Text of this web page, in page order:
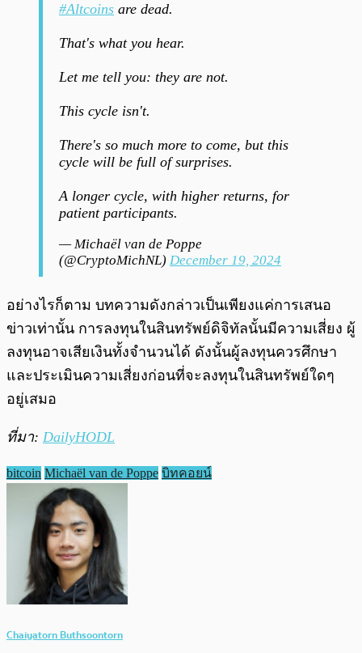
#Altcoins are dead.
That's what you hear.
Let me tell you: they are not.
This cycle isn't.
There's so much more to come, but this
cycle will be full of surprises.
A longer cycle, with higher returns, for
patient participants.
— Michaël van de Poppe
(@CryptoMichNL) December 19, 2024
อย่างไรก็ตาม บทความดังกล่าวเป็นเพียงแค่การเสนอ
ข่าวเท่านั้น การลงทุนในสินทรัพย์ดิจิทัลนั้นมีความเสี่ยง ผู้
ลงทุนอาจเสียเงินทั้งจำนวนได้ ดังนั้นผู้ลงทุนควรศึกษา
และประเมินความเสี่ยงก่อนที่จะลงทุนในสินทรัพย์ใดๆ
อยู่เสมอ
ที่มา: DailyHODL
bitcoin Michaël van de Poppe บิทคอยน์
Chaiyatorn Buthsoontorn